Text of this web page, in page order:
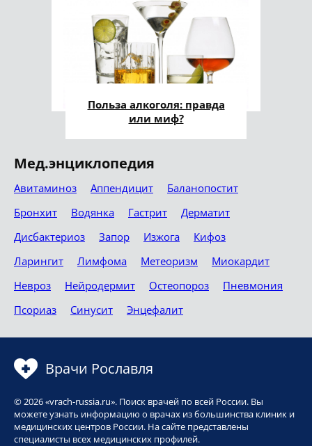
Польза алкоголя: правда
или миф?
Мед.энциклопедия
Авитаминоз Аппендицит
Баланопостит
Бронхит
Водянка Гастрит
Дерматит
Дисбактериоз
Запор Изжога
Кифоз
Ларингит
Лимфома Метеоризм
Миокардит
Невроз
Нейродермит Остеопороз
Пневмония
Псориаз
Синусит Энцефалит
Врачи Рославля
© 2026 «vrach-russia.ru». Поиск врачей по всей России. Вы
можете узнать информацию о врачах из большинства клиник и
медицинских центров России. На сайте представлены
специалисты всех медицинских профилей.